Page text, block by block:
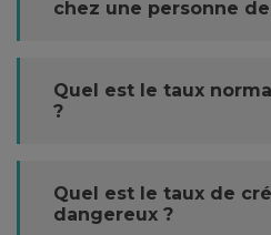
chez une personne
Quel est le taux
?
Quel est le taux de
dangereux ?